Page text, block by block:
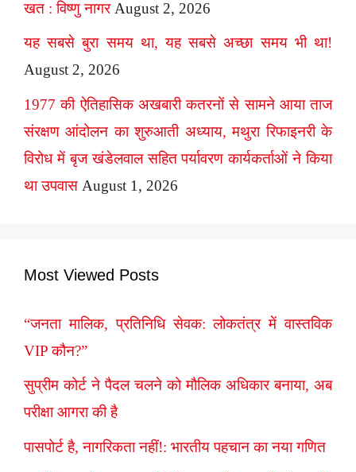
खत : विष्णु नागर August 2, 2026
यह सबसे बुरा समय था, यह सबसे अच्छा समय भी था!
August 2, 2026
1977 की ऐतिहासिक अखबारी कतरनों से सामने आया ताज
संरक्षण आंदोलन का शुरुआती अध्याय, मथुरा रिफाइनरी के
विरोध में बृज खंडेलवाल सहित पर्यावरण कार्यकर्ताओं ने किया
था उपवास August 1, 2026
Most Viewed Posts
“जनता मालिक, प्रतिनिधि सेवक: लोकतंत्र में वास्तविक
VIP कौन?”
सुप्रीम कोर्ट ने पैदल चलने को मौलिक अधिकार बनाया, अब
परीक्षा आगरा की है
पासपोर्ट है, नागरिकता नहीं!: भारतीय पहचान का नया गणित